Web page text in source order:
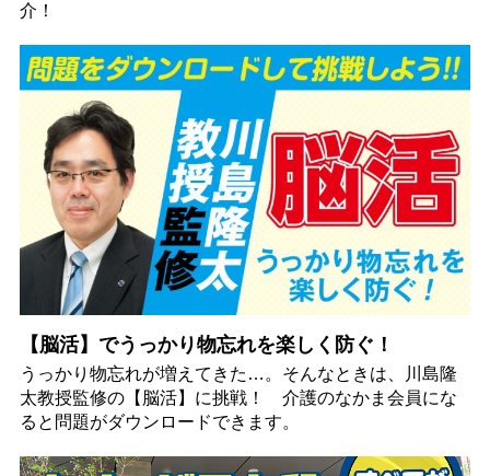
介！
【脳活】でうっかり物忘れを楽しく防ぐ！
うっかり物忘れが増えてきた…。そんなときは、川島隆
太教授監修の【脳活】に挑戦！ 介護のなかま会員にな
ると問題がダウンロードできます。